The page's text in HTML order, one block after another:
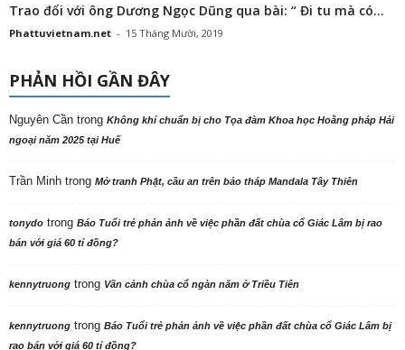
Trao đổi với ông Dương Ngọc Dũng qua bài: “ Đi tu mà có...
Phattuvietnam.net - 15 Tháng Mười, 2019
PHẢN HỒI GẦN ĐÂY
Nguyên Cần trong Không khí chuẩn bị cho Tọa đàm Khoa học Hoằng pháp Hải
ngoại năm 2025 tại Huế
Trần Minh trong Mở tranh Phật, cầu an trên bảo tháp Mandala Tây Thiên
tonydo trong Báo Tuổi trẻ phản ảnh về việc phần đất chùa cổ Giác Lâm bị rao
bán với giá 60 tỉ đồng?
kennytruong trong Vãn cảnh chùa cổ ngàn năm ở Triều Tiên
kennytruong trong Báo Tuổi trẻ phản ảnh về việc phần đất chùa cổ Giác Lâm bị
rao bán với giá 60 tỉ đồng?